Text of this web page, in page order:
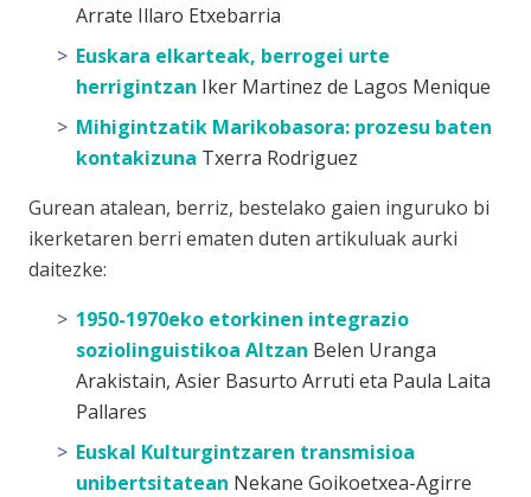
Arrate Illaro Etxebarria
Euskara elkarteak, berrogei urte
herrigintzan Iker Martinez de Lagos Menique
Mihigintzatik Marikobasora: prozesu baten
kontakizuna Txerra Rodriguez
Gurean atalean, berriz, bestelako gaien inguruko bi
ikerketaren berri ematen duten artikuluak aurki
daitezke:
1950-1970eko etorkinen integrazio
soziolinguistikoa Altzan Belen Uranga
Arakistain, Asier Basurto Arruti eta Paula Laita
Pallares
Euskal Kulturgintzaren transmisioa
unibertsitatean Nekane Goikoetxea-Agirre